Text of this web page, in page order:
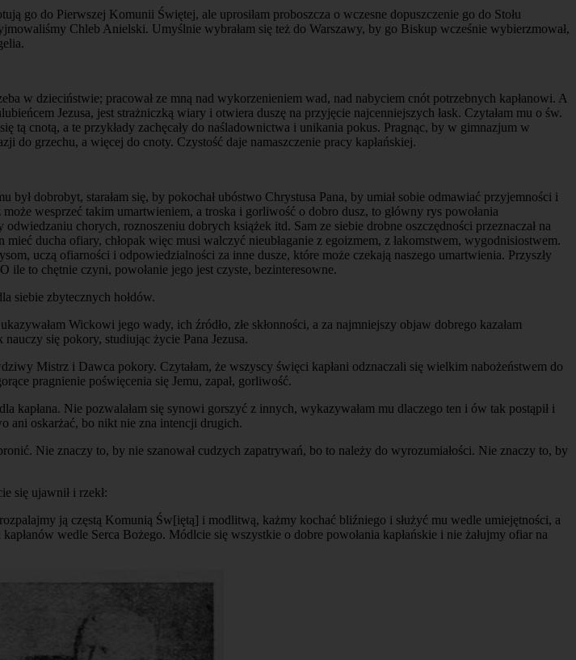
go do Pierwszej Komunii Świętej, ale uprosiłam proboszcza o wczesne dopuszczenie go do Stołu
Chleb Anielski. Umyślnie wybrałam się też do Warszawy, by go Biskup wcześnie wybierzmował,
w dzieciństwie; pracował ze mną nad wykorzenieniem wad, nad nabyciem cnót potrzebnych kapłanowi. A
Jezusa, jest strażniczką wiary i otwiera duszę na przyjęcie najcenniejszych łask. Czytałam mu o św.
tą cnotą, a te przykłady zachęcały do naśladownictwa i unikania pokus. Pragnąc, by w gimnazjum w
do grzechu, a więcej do cnoty. Czystość daje namaszczenie pracy kapłańskiej.
dobrobyt, starałam się, by pokochał ubóstwo Chrystusa Pana, by umiał sobie odmawiać przyjemności i
wesprzeć takim umartwieniem, a troska i gorliwość o dobro dusz, to główny rys powołania
chorych, roznoszeniu dobrych książek itd. Sam ze siebie drobne oszczędności przeznaczał na
ducha ofiary, chłopak więc musi walczyć nieubłaganie z egoizmem, z łakomstwem, wygodnisiostwem.
uczą ofiarności i odpowiedzialności za inne dusze, które może czekają naszego umartwienia. Przyszły
ile to chętnie czyni, powołanie jego jest czyste, bezinteresowne.
siebie zbytecznych hołdów.
Wickowi jego wady, ich źródło, złe skłonności, a za najmniejszy objaw dobrego kazałam
się pokory, studiując życie Pana Jezusa.
Mistrz i Dawca pokory. Czytałam, że wszyscy święci kapłani odznaczali się wielkim nabożeństwem do
pragnienie poświęcenia się Jemu, zapał, gorliwość.
kapłana. Nie pozwalałam się synowi gorszyć z innych, wykazywałam mu dlaczego ten i ów tak postąpił i
ani oskarżać, bo nikt nie zna intencji drugich.
Nie znaczy to, by nie szanował cudzych zapatrywań, bo to należy do wyrozumiałości. Nie znaczy to, by
się ujawnił i rzekł:
ją częstą Komunią Św[iętą] i modlitwą, każmy kochać bliźniego i służyć mu wedle umiejętności, a
wedle Serca Bożego. Módlcie się wszystkie o dobre powołania kapłańskie i nie żałujmy ofiar na